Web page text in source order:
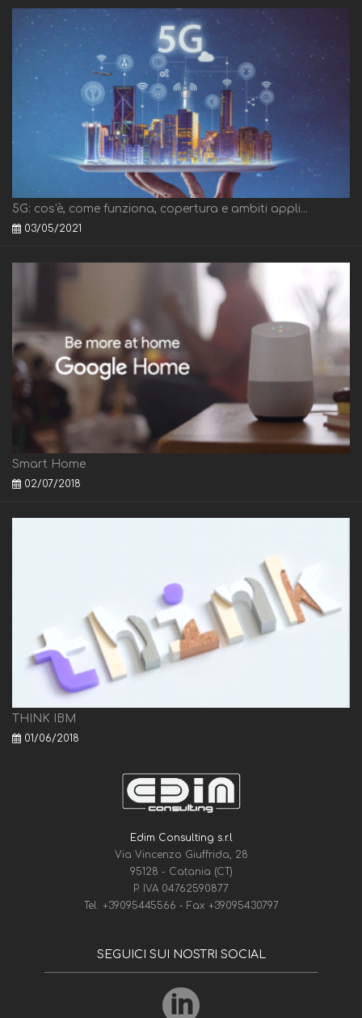
5G: cos'è, come funziona, copertura e ambiti appli...
03/05/2021
Smart Home
02/07/2018
THINK IBM
01/06/2018
Edim Consulting s.r.l
Via Vincenzo Giuffrida, 28
95128 - Catania (CT)
P. IVA 04762590877
Tel. +39095445566 - Fax +39095430797
SEGUICI SUI NOSTRI SOCIAL